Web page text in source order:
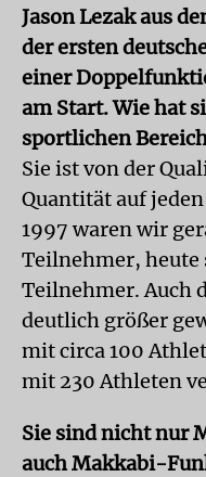
Jason Lezak aus
der ersten
einer
am Start. Wie hat
sportlichen
Sie ist von der
Quantität auf
1997 waren wir
Teilnehmer, heute
Teilnehmer. Auch
deutlich größer
mit circa 100
mit 230 Athleten
Sie sind nicht nur
auch Makkabi-